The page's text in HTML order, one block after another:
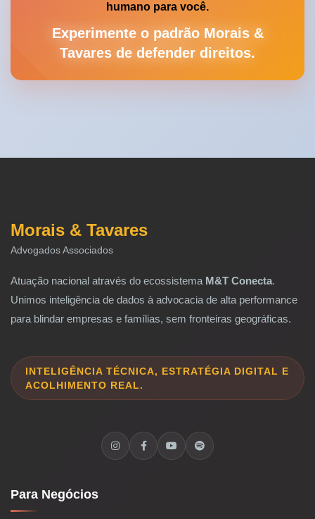
humano para você.
Experimente o padrão Morais &
Tavares de defender direitos.
Morais & Tavares
Advogados Associados
Atuação nacional através do ecossistema M&T Conecta.
Unimos inteligência de dados à advocacia de alta performance
para blindar empresas e famílias, sem fronteiras geográficas.
INTELIGÊNCIA TÉCNICA, ESTRATÉGIA DIGITAL E
ACOLHIMENTO REAL.
Para Negócios